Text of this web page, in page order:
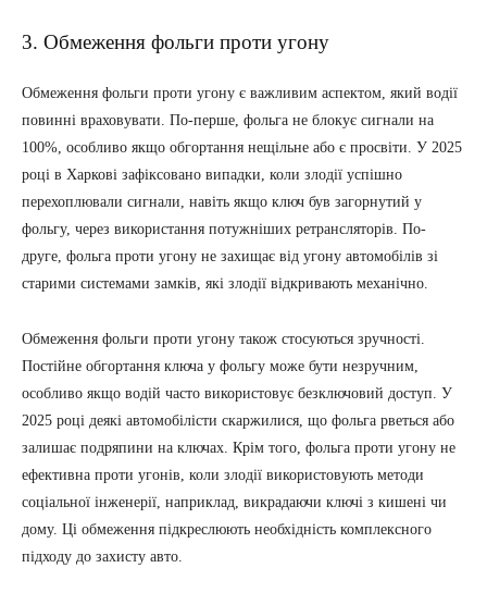
3. Обмеження фольги проти угону
Обмеження фольги проти угону є важливим аспектом, який водії
повинні враховувати. По-перше, фольга не блокує сигнали на
100%, особливо якщо обгортання нещільне або є просвіти. У 2025
році в Харкові зафіксовано випадки, коли злодії успішно
перехоплювали сигнали, навіть якщо ключ був загорнутий у
фольгу, через використання потужніших ретрансляторів. По-
друге, фольга проти угону не захищає від угону автомобілів зі
старими системами замків, які злодії відкривають механічно.
Обмеження фольги проти угону також стосуються зручності.
Постійне обгортання ключа у фольгу може бути незручним,
особливо якщо водій часто використовує безключовий доступ. У
2025 році деякі автомобілісти скаржилися, що фольга рветься або
залишає подряпини на ключах. Крім того, фольга проти угону не
ефективна проти угонів, коли злодії використовують методи
соціальної інженерії, наприклад, викрадаючи ключі з кишені чи
дому. Ці обмеження підкреслюють необхідність комплексного
підходу до захисту авто.